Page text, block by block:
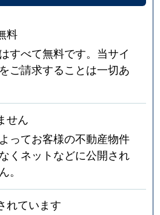
料
すべて無料です。当サイ
ご請求することは一切あ
せん
ってお客様の不動産物件
くネットなどに公開され
。
れています